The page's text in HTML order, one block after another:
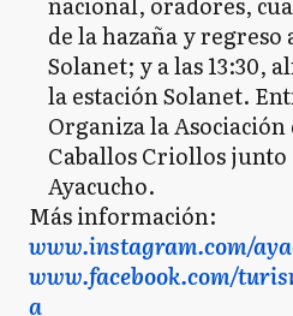
de la hazaña y regreso
Solanet; y a las 13:30,
la estación Solanet.
Organiza la
Caballos Criollos
Ayacucho.
Más información:
www.instagram.com/
www.facebook.com/
a